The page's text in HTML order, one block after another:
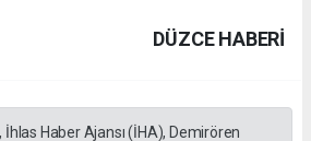
DÜZCE HABERİ
Haber Ajansı (İHA), Demirören